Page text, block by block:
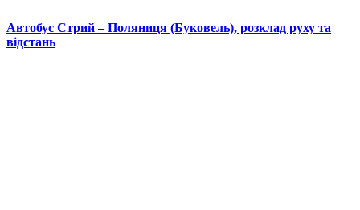
Автобус Стрий – Поляниця (Буковель), розклад руху та
відстань